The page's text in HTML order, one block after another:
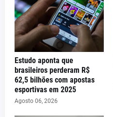
Estudo aponta que
brasileiros perderam R$
62,5 bilhões com apostas
esportivas em 2025
Agosto 06, 2026